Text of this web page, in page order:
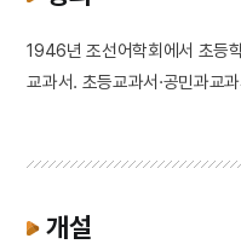
1946년 조선어학회에서 초등
교과서. 초등교과서·공민과교
개설